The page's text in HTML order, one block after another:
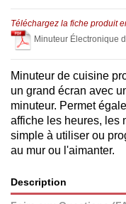
Téléchargez la fiche produit
Minuteur Électronique
Minuteur de cuisine
un grand écran avec
minuteur. Permet
affiche les heures, les
simple à utiliser ou
au mur ou l'aimanter.
Description